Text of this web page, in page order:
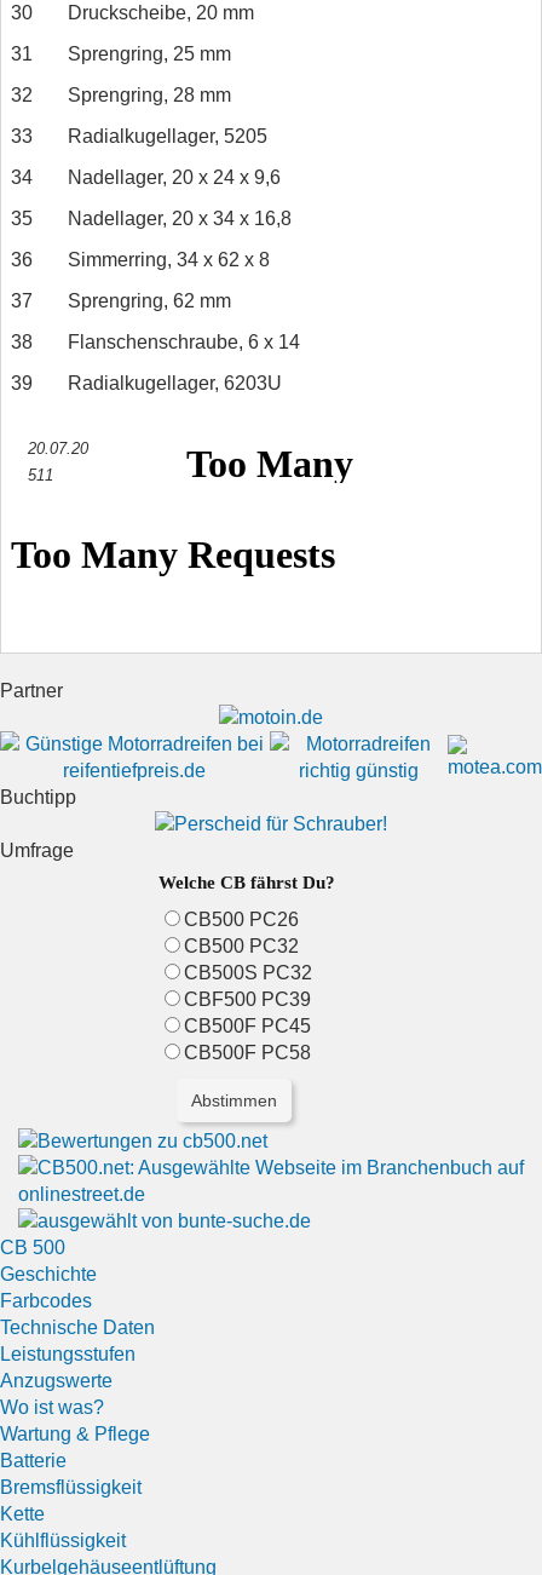
30
Druckscheibe, 20 mm
31
Sprengring, 25 mm
32
Sprengring, 28 mm
33
Radialkugellager, 5205
34
Nadellager, 20 x 24 x 9,6
35
Nadellager, 20 x 34 x 16,8
36
Simmerring, 34 x 62 x 8
37
Sprengring, 62 mm
38
Flanschenschraube, 6 x 14
39
Radialkugellager, 6203U
20.07.20
511
Partner
Buchtipp
Umfrage
Welche CB fährst Du?
CB500 PC26
CB500 PC32
CB500S PC32
CBF500 PC39
CB500F PC45
CB500F PC58
CB 500
Geschichte
Farbcodes
Technische Daten
Leistungsstufen
Anzugswerte
Wo ist was?
Wartung & Pflege
Batterie
Bremsflüssigkeit
Kette
Kühlflüssigkeit
Kurbelgehäuseentlüftung